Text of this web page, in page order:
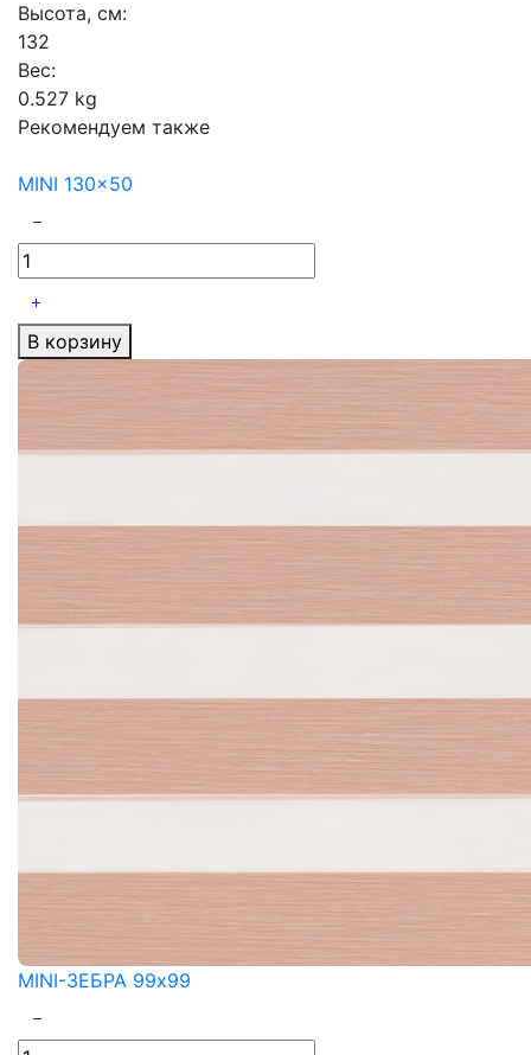
Высота, см:
132
Вес:
0.527 kg
Рекомендуем также
MINI 130x50
В корзину
MINI-ЗЕБРА 99x99